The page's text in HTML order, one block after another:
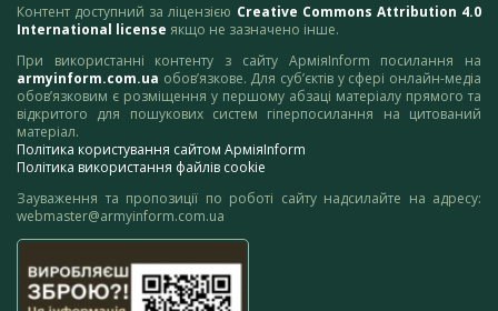
Контент доступний за ліцензією Creative Commons Attribution 4.0
International license якщо не зазначено інше.
При використанні контенту з сайту АрміяInform посилання на
armyinform.com.ua обов’язкове. Для суб’єктів у сфері онлайн-медіа
обов’язковим є розміщення у першому абзаці матеріалу прямого та
відкритого для пошукових систем гіперпосилання на цитований
матеріал.
Політика користування сайтом АрміяInform
Політика використання файлів cookie
Зауваження та пропозиції по роботі сайту надсилайте на адресу:
webmaster@armyinform.com.ua